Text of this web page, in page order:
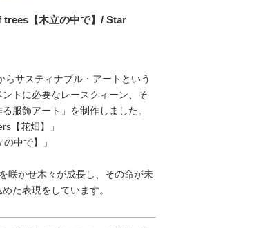
【木立の中で】/ Star
サスティナブル・アートという
トに必要なレースクィーン、そ
服飾アート」を制作しました。
【花畑】」
中で】」
咲かせ木々が成長し、その命が未
た表現をしています。